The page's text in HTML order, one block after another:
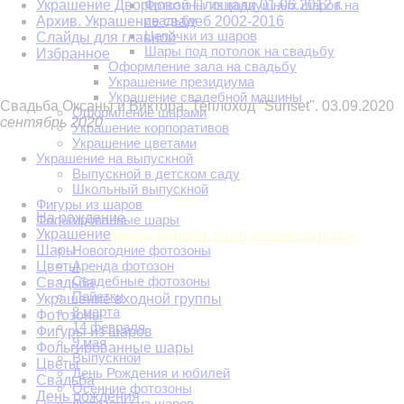
Фотозоны из воздушных шаров на
свадьбу
Цепочки из шаров
Шары под потолок на свадьбу
Оформление зала на свадьбу
Украшение президиума
Украшение свадебной машины
Оформление шарами
Украшение корпоративов
Украшение цветами
Украшение на выпускной
Выпускной в детском саду
Школьный выпускной
Фигуры из шаров
Фольгированные шары
Фотозоны. Аренда фотозон. Изготовление фотозон
Новогодние фотозоны
Аренда фотозон
Свадебные фотозоны
Пайетки
8 марта
14 февраля
9 мая
Выпускной
День Рождения и юбилей
Осенние фотозоны
Украшение Дворцовой Площади 01.06.2012 г.
Архив. Украшение свадеб 2002-2016
Слайды для главной
Избранное
Свадьба Оксаны и Виктора. Теплоход "Sunset". 03.09.2020
сентябрь 2020
На рождение
Украшение
Шары
Цветы
Свадьба
Украшение входной группы
Фотозоны
Фигуры из шаров
Фольгированные шары
Цветы
Свадьба
День рождения